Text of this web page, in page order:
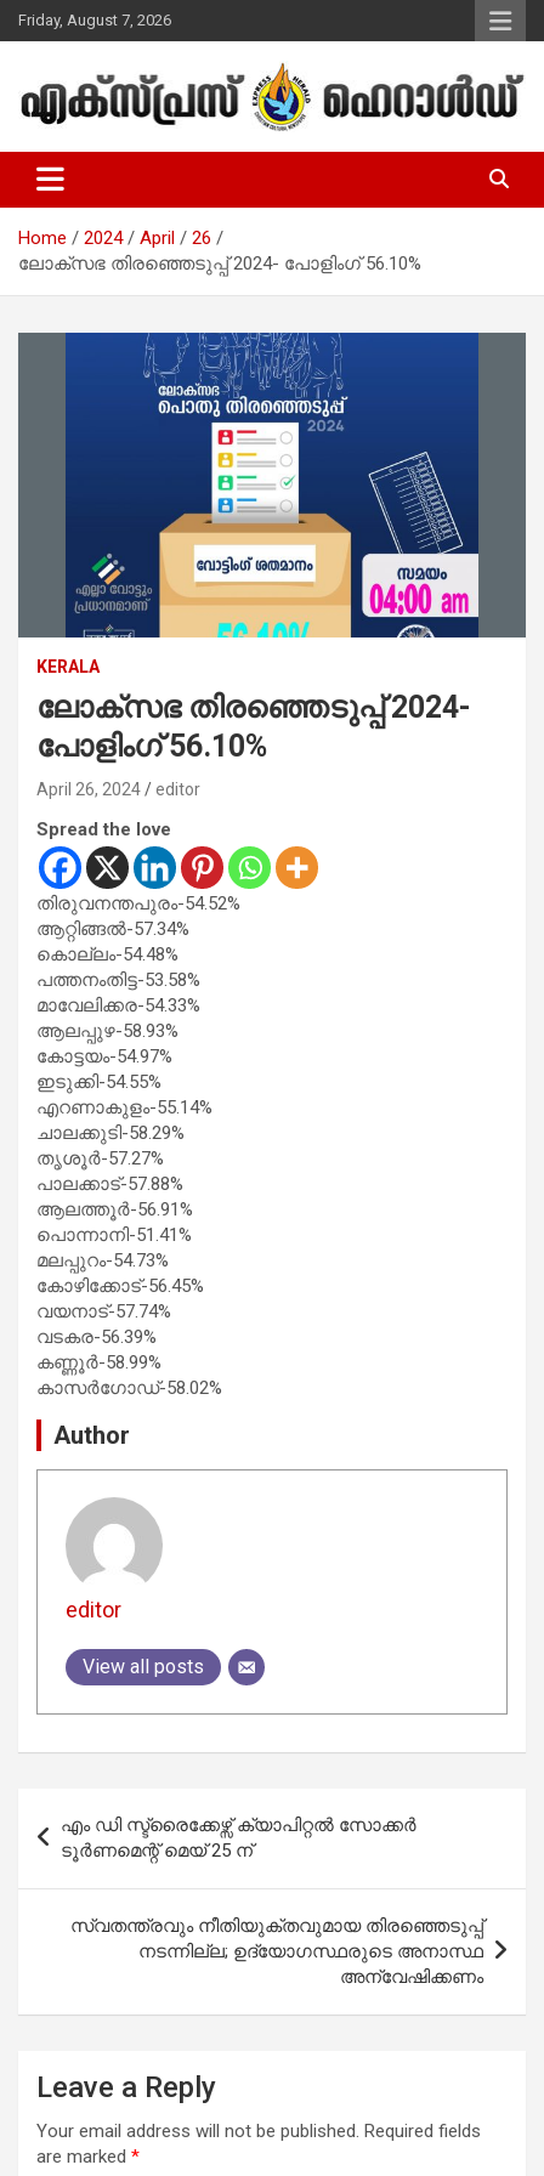
Skip
to
Friday, August 7, 2026
Express Herald – Malayalam
Christian News
Home 2024 April
26
ലോക്‌സഭ തിരഞ്ഞെടുപ്പ് 2024- പോളിംഗ് 56.10%
KERALA
ലോക്‌സഭ തിരഞ്ഞെടുപ്പ് 2024-
പോളിംഗ് 56.10%
April 26, 2024 editor
Spread the love
തിരുവനന്തപുരം-54.52%
ആറ്റിങ്ങൽ-57.34%
കൊല്ലം-54.48%
പത്തനംതിട്ട-53.58%
മാവേലിക്കര-54.33%
ആലപ്പുഴ-58.93%
കോട്ടയം-54.97%
ഇടുക്കി-54.55%
എറണാകുളം-55.14%
ചാലക്കുടി-58.29%
തൃശൂർ-57.27%
പാലക്കാട്-57.88%
ആലത്തൂർ-56.91%
പൊന്നാനി-51.41%
മലപ്പുറം-54.73%
കോഴിക്കോട്-56.45%
വയനാട്-57.74%
വടകര-56.39%
കണ്ണൂർ-58.99%
കാസർഗോഡ്-58.02%
Author
editor
View all posts
navigation
എം ഡി സ്ട്രൈക്കേഴ്സ്‌ ക്യാപിറ്റൽ സോക്കർ
ടൂർണമെന്റ് മെയ്‌ 25 ന്
സ്വതന്ത്രവും നീതിയുക്തവുമായ തിരഞ്ഞെടുപ്പ്
നടന്നില്ല; ഉദ്യോഗസ്ഥരുടെ അനാസ്ഥ
അന്വേഷിക്കണം
Leave a Reply
Your email address will not be published. Required fields
are marked *